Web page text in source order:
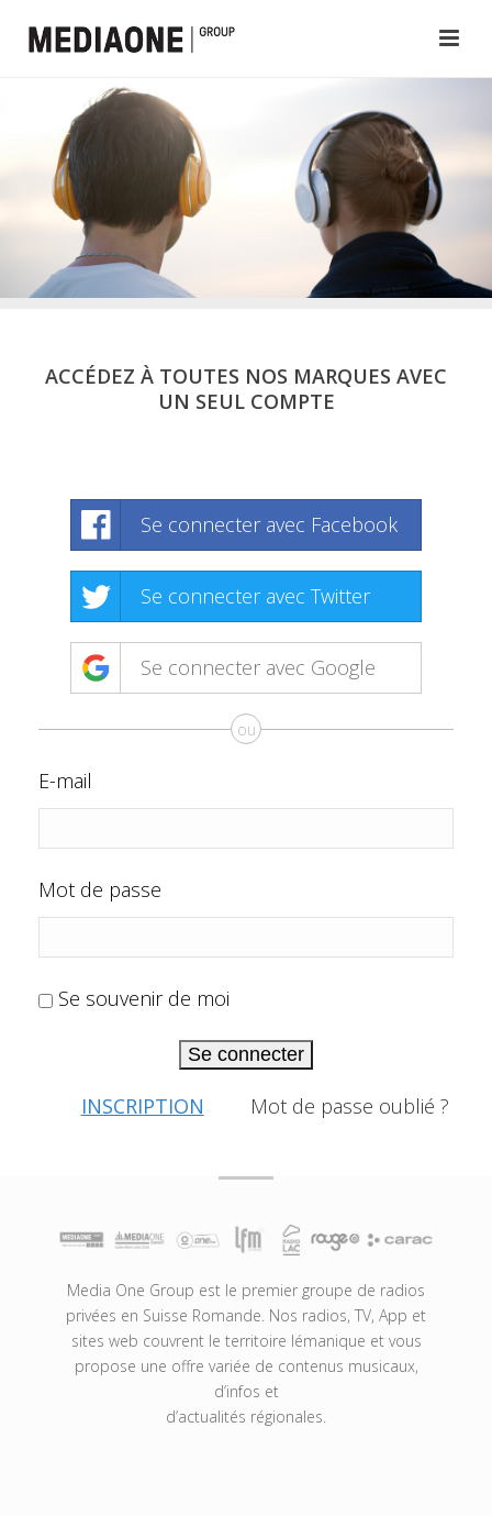
ACCÉDEZ À TOUTES NOS MARQUES AVEC
UN SEUL COMPTE
Se connecter avec Facebook
Se connecter avec Twitter
Se connecter avec Google
ou
E-mail
Mot de passe
Se souvenir de moi
Se connecter
INSCRIPTION Mot de passe oublié ?
Media One Group est le premier groupe de radios
privées en Suisse Romande. Nos radios, TV, App et
sites web couvrent le territoire lémanique et vous
propose une offre variée de contenus musicaux,
d’infos et
d’actualités régionales.